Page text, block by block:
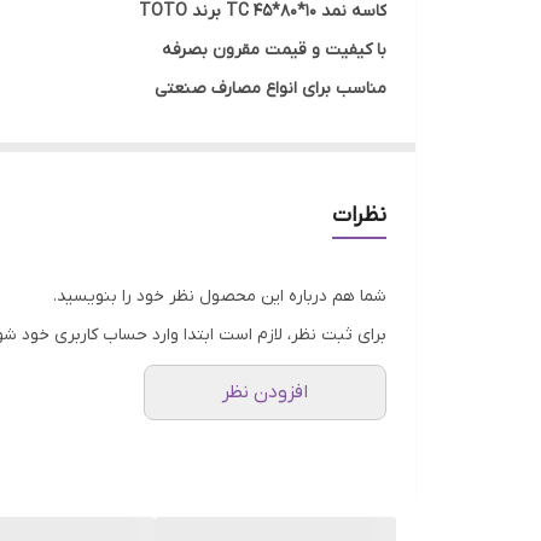
کاسه نمد 10*80*45 TC برند TOTO
با کیفیت و قیمت مقرون بصرفه
مناسب برای انواع مصارف صنعتی
نظرات
شما هم درباره این محصول نظر خود را بنویسید.
برای ثبت نظر، لازم است ابتدا وارد حساب کاربری خود
افزودن نظر